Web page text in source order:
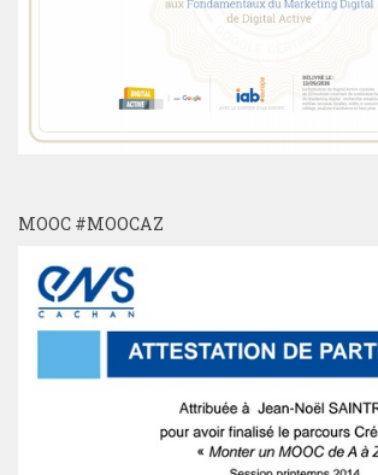
MOOC #MOOCAZ